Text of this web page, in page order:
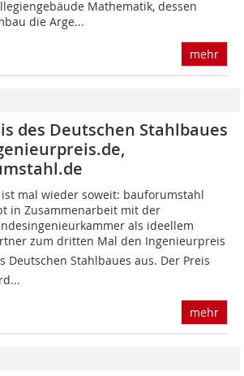
Mathematik, dessen
die Arge...
mehr
des Deutschen Stahlbaues
ist mal wieder soweit: bauforumstahl
in Zusammenarbeit mit der
als ideellem
zum dritten Mal den Ingenieurpreis
Deutschen Stahlbaues aus. Der Preis
mehr